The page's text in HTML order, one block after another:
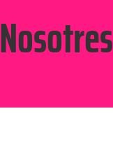
Nosotres